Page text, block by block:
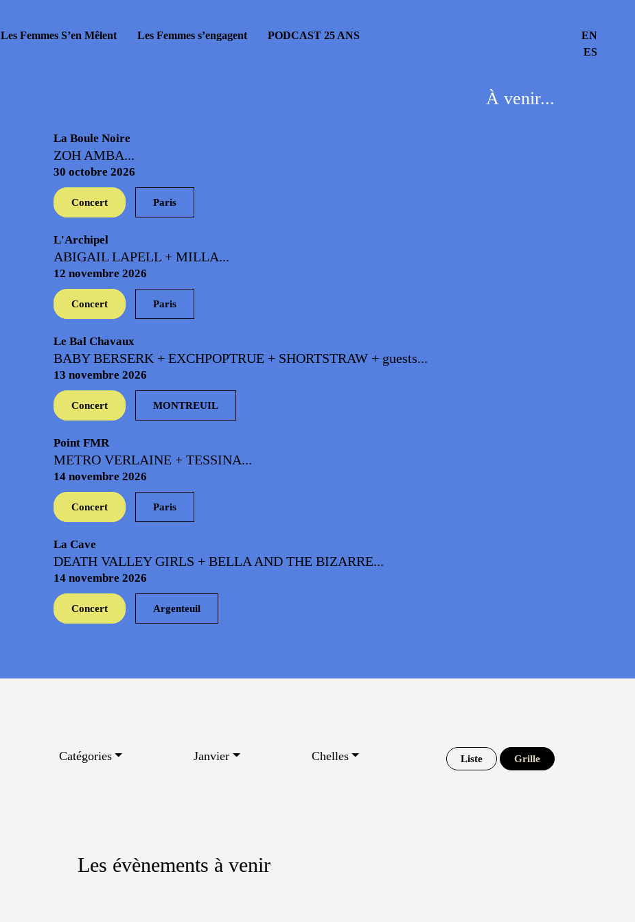
Les Femmes S’en Mêlent Les Femmes s’engagent PODCAST 25 ANS
EN
ES
À venir...
La Boule Noire
ZOH AMBA...
30 octobre 2026
Concert Paris
L'Archipel
ABIGAIL LAPELL + MILLA...
12 novembre 2026
Concert Paris
Le Bal Chavaux
BABY BERSERK + EXCHPOPTRUE + SHORTSTRAW + guests...
13 novembre 2026
Concert MONTREUIL
Point FMR
METRO VERLAINE + TESSINA...
14 novembre 2026
Concert Paris
La Cave
DEATH VALLEY GIRLS + BELLA AND THE BIZARRE...
14 novembre 2026
Concert Argenteuil
Catégories Janvier Chelles Liste Grille
Les évènements à venir